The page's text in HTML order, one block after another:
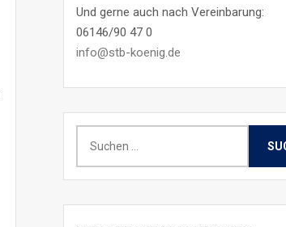
Und gerne auch nach Vereinbarung:
06146/90 47 0
info@stb-koenig.de
nach: